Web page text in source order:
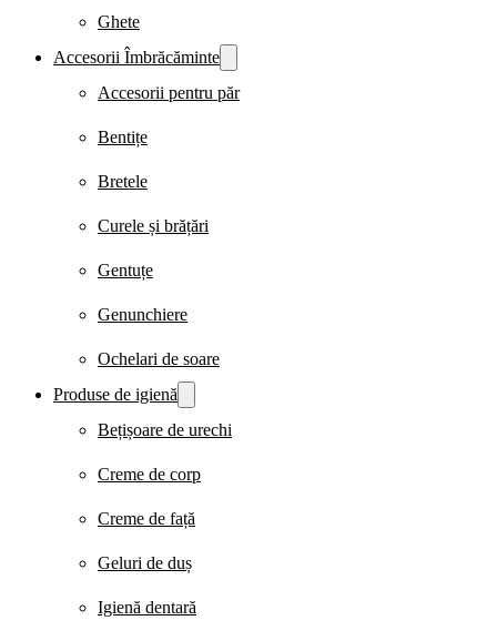
Ghete
Accesorii Îmbrăcăminte
Accesorii pentru păr
Bentițe
Bretele
Curele și brățări
Gentuțe
Genunchiere
Ochelari de soare
Produse de igienă
Bețișoare de urechi
Creme de corp
Creme de față
Geluri de duș
Igienă dentară